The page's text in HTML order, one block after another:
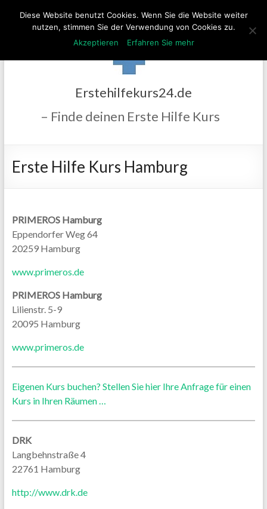
Erstehilfekurs24.de
– Finde deinen Erste Hilfe Kurs
Erste Hilfe Kurs Hamburg
PRIMEROS Hamburg
Eppendorfer Weg 64
20259 Hamburg
www.primeros.de
PRIMEROS Hamburg
Lilienstr. 5-9
20095 Hamburg
www.primeros.de
Eigenen Kurs buchen? Stellen Sie hier Ihre Anfrage für einen
Kurs in Ihren Räumen …
DRK
Langbehnstraße 4
22761 Hamburg
http://www.drk.de
Diese Website benutzt Cookies. Wenn Sie die Website weiter
nutzen, stimmen Sie der Verwendung von Cookies zu.
Akzeptieren
Erfahren Sie mehr